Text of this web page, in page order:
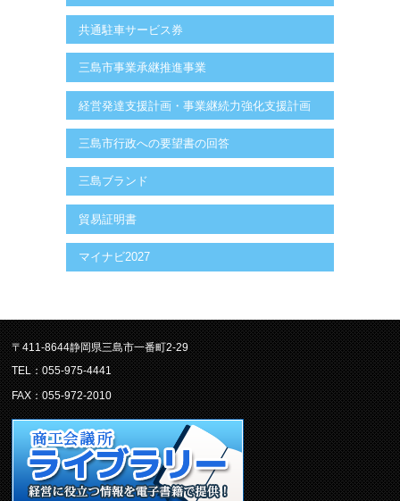
共通駐車サービス券
三島市事業承継推進事業
経営発達支援計画・事業継続力強化支援計画
三島市行政への要望書の回答
三島ブランド
貿易証明書
マイナビ2027
〒411-8644静岡県三島市一番町2-29
TEL：055-975-4441
FAX：055-972-2010